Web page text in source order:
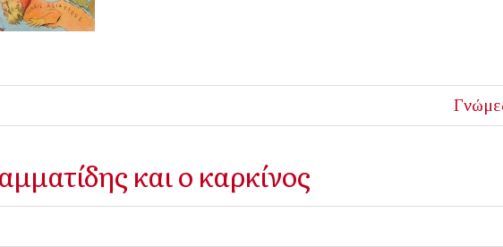
και ο καρκίνος